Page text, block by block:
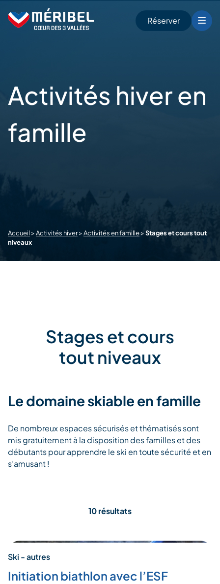
content
Réserver
Activités hiveren
famille
Accueil >Activités hiver>Activités en famille>Stages et cours tout
niveaux
Stages et cours
tout niveaux
Le domaine skiable en famille
De nombreux espaces sécurisés et thématisés sont
mis gratuitement à la disposition des familles et des
débutants pour apprendre le ski en toute sécurité et en
s’amusant !
10 résultats
Ski - autres
Initiation biathlon avec l’ESF